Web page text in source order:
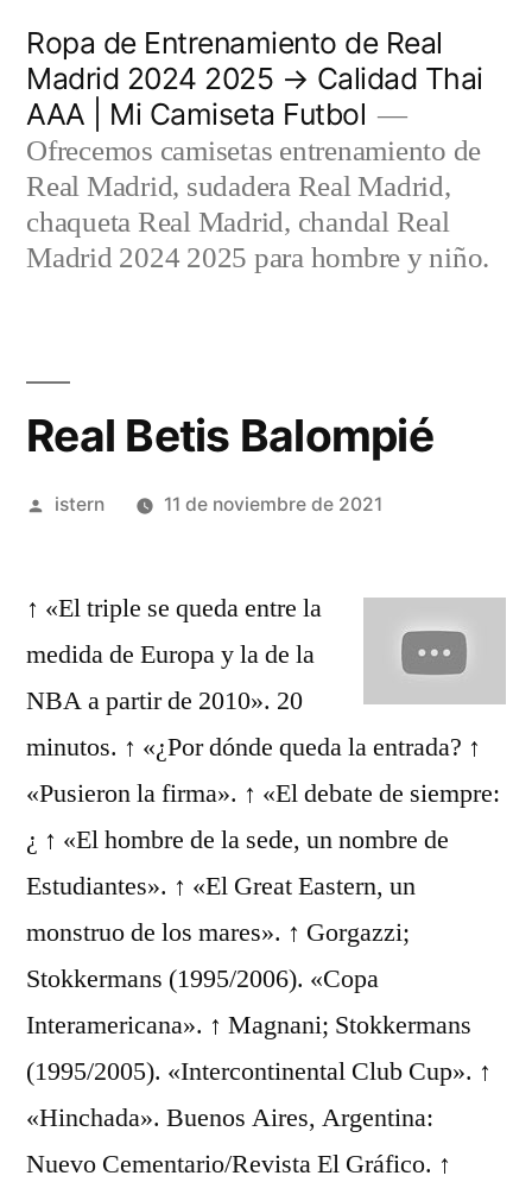
contenido
Ropa de Entrenamiento de Real
Madrid 2024 2025 → Calidad Thai
AAA | Mi Camiseta Futbol
Ofrecemos camisetas entrenamiento de
Real Madrid, sudadera Real Madrid,
chaqueta Real Madrid, chandal Real
Madrid 2024 2025 para hombre y niño.
Real Betis Balompié
Publicado
istern 11 de noviembre de 2021
↑ «El triple se queda entre la
medida de Europa y la de la
NBA a partir de 2010». 20
minutos. ↑ «¿Por dónde queda la entrada? ↑
«Pusieron la firma». ↑ «El debate de siempre:
¿ ↑ «El hombre de la sede, un nombre de
Estudiantes». ↑ «El Great Eastern, un
monstruo de los mares». ↑ Gorgazzi;
Stokkermans (1995/2006). «Copa
Interamericana». ↑ Magnani; Stokkermans
(1995/2005). «Intercontinental Club Cup». ↑
«Hinchada». Buenos Aires, Argentina:
Nuevo Cementario/Revista El Gráfico. ↑